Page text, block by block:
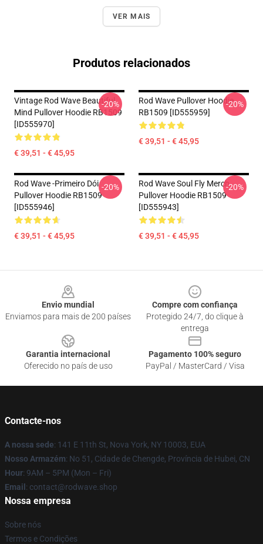
VER MAIS
Produtos relacionados
Vintage Rod Wave Beautiful
Mind Pullover Hoodie RB1509
[ID555970]
€ 39,51 - € 45,95
-20%
Rod Wave Pullover Hoodie
RB1509 [ID555959]
€ 39,51 - € 45,95
-20%
Rod Wave -Primeiro Dói
Pullover Hoodie RB1509
[ID555946]
€ 39,51 - € 45,95
-20%
Rod Wave Soul Fly Merch
Pullover Hoodie RB1509
[ID555943]
€ 39,51 - € 45,95
-20%
Envio mundial
Enviamos para mais de 200 países
Compre com confiança
Protegido 24/7, do clique à
entrega
Garantia internacional
Oferecido no país de uso
Pagamento 100% seguro
PayPal / MasterCard / Visa
Contacte-nos
A nossa sede: 141 E 11th St, Nova York, NY 10003, EUA
Nosso Armazém: No 51, Cidade de Chengde, Província de Hubei, CN
Hour: 9AM – 5PM (Mon – Fri)
Email : contact@rodwave.shop
Nossa empresa
Sobre nós
Termos e Condições